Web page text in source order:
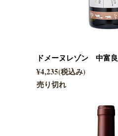
ドメーヌレゾン 中富
¥4,235(税込み)
売り切れ